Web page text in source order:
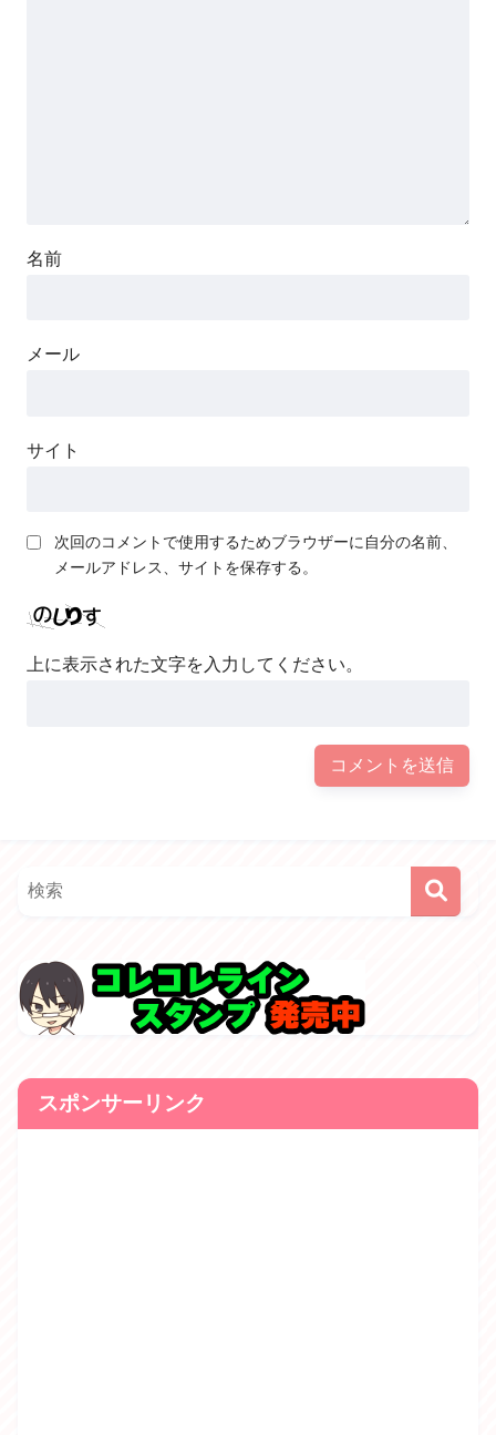
名前
メール
サイト
次回のコメントで使用するためブラウザーに自分の名前、
メールアドレス、サイトを保存する。
上に表示された文字を入力してください。
スポンサーリンク